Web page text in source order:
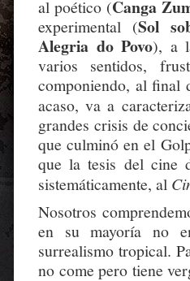
al poético (Canga
experimental (Sol
Alegria do Povo), a
varios sentidos,
componiendo, al final
acaso, va a
grandes crisis de
que culminó en el
que la tesis del cine
sistemáticamente, al
Nosotros
en su mayoría no
surrealismo tropical.
no come pero tiene